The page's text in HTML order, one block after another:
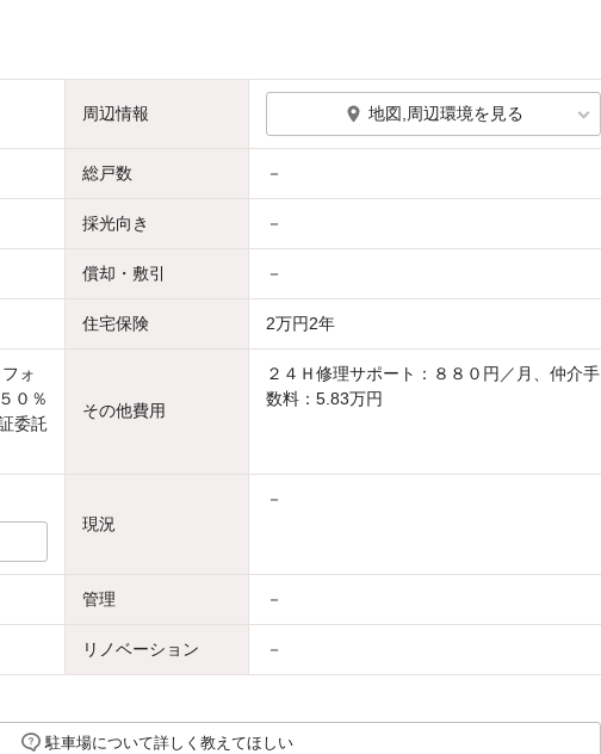
周辺情報 地図,周辺環境を見る
総戸数 －
採光向き －
償却・敷引 －
住宅保険 2万円2年
ォ
０％
委託
その他費用
２４Ｈ修理サポート：８８０円／月、仲介手
数料：5.83万円
現況
－
管理 －
リノベーション －
駐車場について詳しく教えてほしい